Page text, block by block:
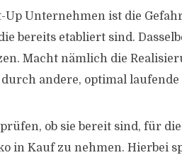
Up Unternehmen ist die
bereits etabliert sind.
Macht nämlich die
andere, optimal
ob sie bereit sind, für
in Kauf zu nehmen. Hierbei